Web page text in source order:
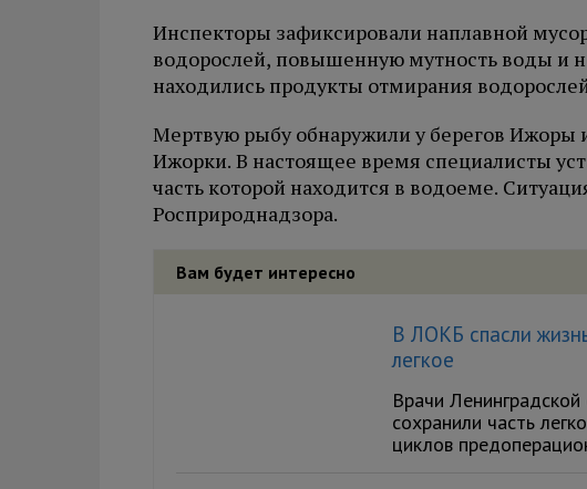
Инспекторы зафиксировали наплавной
водорослей, повышенную мутность воды и
находились продукты отмирания
Мертвую рыбу обнаружили у берегов Ижоры
Ижорки. В настоящее время специалисты
часть которой находится в водоеме.
Росприроднадзора.
Вам будет интересно
В ЛОКБ спасли
легкое
Врачи
сохранили часть
циклов